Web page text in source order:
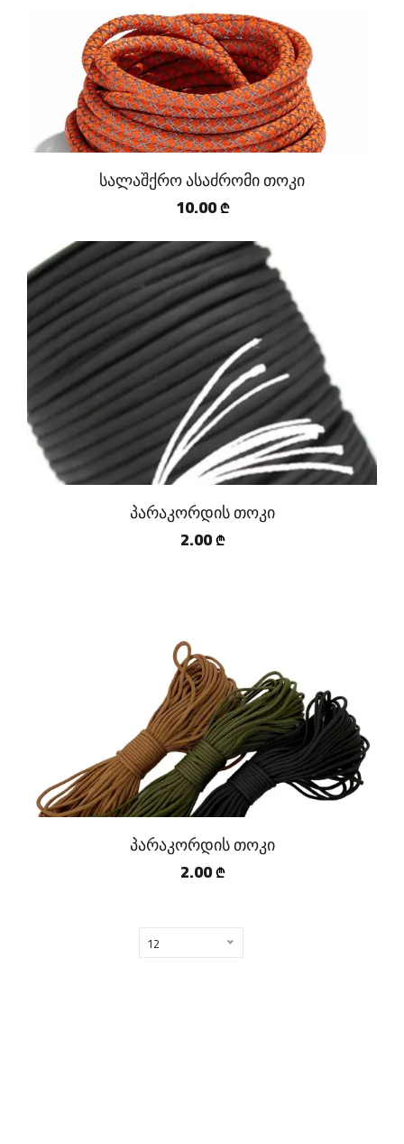
სალაშქრო ასაძრომი თოკი
10.00 ₾
პარაკორდის თოკი
2.00 ₾
პარაკორდის თოკი
2.00 ₾
12